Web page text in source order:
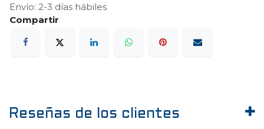
Envío: 2-3 días hábiles
Reseñas de los clientes